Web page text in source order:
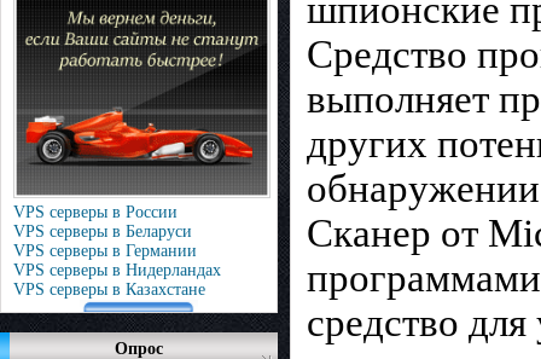
VPS серверы в России
VPS серверы в Беларуси
VPS серверы в Германии
VPS серверы в Нидерландах
VPS серверы в Казахстане
Опрос
шпионские
Средство
выполняет
других
Сканер от
программами
средство